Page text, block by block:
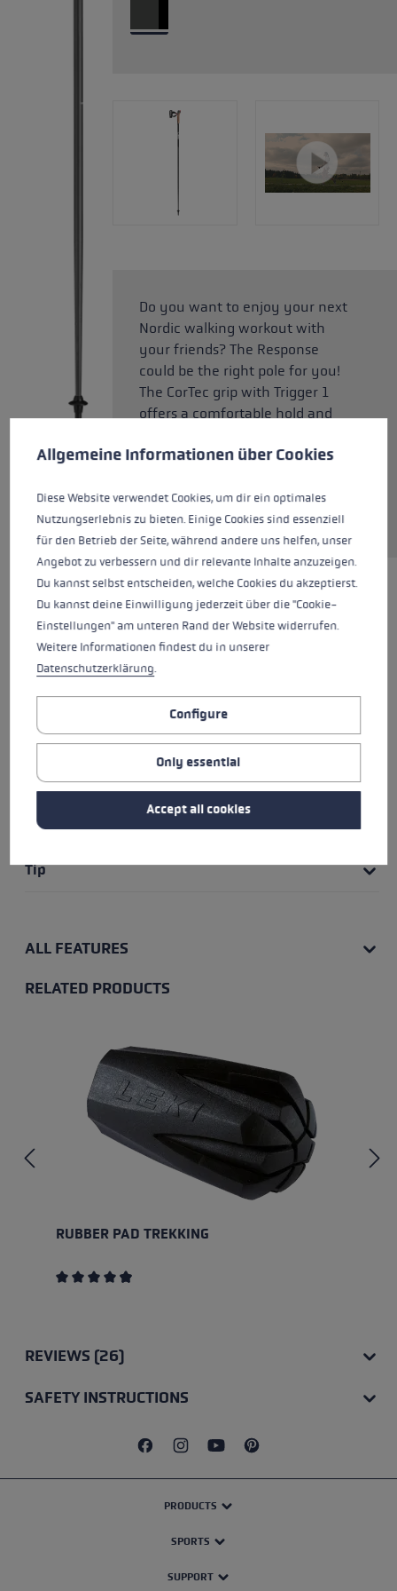
Do you want to enjoy your next
Nordic walking workout with
your friends? The Response
could be the right pole for you!
The CorTec grip with Trigger 1
offers a comfortable hold and
the strap, the hand can be
instant. The aluminium poles are
ultra stable yet lightweight.
HIGHLIGHTS
Basket
Grip
Pipe material
Rubber Pad
Strap
Tip
ALL FEATURES
RELATED PRODUCTS
RUBBER PAD TREKKING
REVIEWS (26)
SAFETY INSTRUCTIONS
PRODUCTS
SPORTS
SUPPORT
Cookie preferences
This website uses cookies to give you the best possible experience.
Allgemeine Informationen über Cookies
Diese Website verwendet Cookies, um dir ein optimales
Nutzungserlebnis zu bieten. Einige Cookies sind essenziell
für den Betrieb der Seite, während andere uns helfen, unser
Angebot zu verbessern und dir relevante Inhalte anzuzeigen.
Du kannst selbst entscheiden, welche Cookies du akzeptierst.
Du kannst deine Einwilligung jederzeit über die "Cookie-
Einstellungen" am unteren Rand der Website widerrufen.
Weitere Informationen findest du in unserer
Datenschutzerklärung.
Configure
Only essential
Accept all cookies